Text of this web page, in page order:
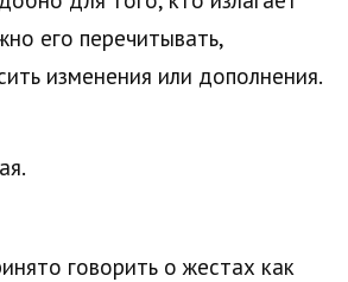
его перечитывать,
изменения или дополнения.
говорить о жестах как